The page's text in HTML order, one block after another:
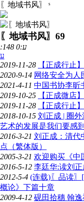
〖地域书风〗 ˢ
〖地域书风〗 69
:148 ע:0
ע
2019-11-28
【正成行止
2020-9-14 网络安全为人
2021-4-11 中国书协李昕
2019-10-25
【正成微店
2019-11-28
【正成行止
2018-10-15 刘正成 | 圈
艺术的发展是我们要感
2016-3-21 刘正成：清代
点（繁体版）
2005-3-21 欢迎购买《中
2016-5-12 李廷华:读刘
2012-5-4 (连载)〖品读
概论》下篇十章
2009-4-12 砚田拾穗 翰